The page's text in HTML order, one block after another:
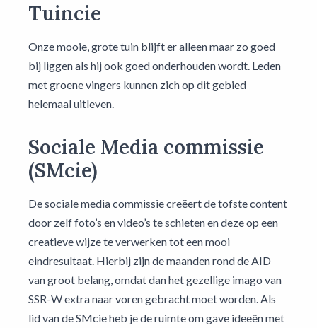
Tuincie
Onze mooie, grote tuin blijft er alleen maar zo goed
bij liggen als hij ook goed onderhouden wordt. Leden
met groene vingers kunnen zich op dit gebied
helemaal uitleven.
Sociale Media commissie
(SMcie)
De sociale media commissie creëert de tofste content
door zelf foto’s en video’s te schieten en deze op een
creatieve wijze te verwerken tot een mooi
eindresultaat. Hierbij zijn de maanden rond de AID
van groot belang, omdat dan het gezellige imago van
SSR-W extra naar voren gebracht moet worden. Als
lid van de SMcie heb je de ruimte om gave ideeën met